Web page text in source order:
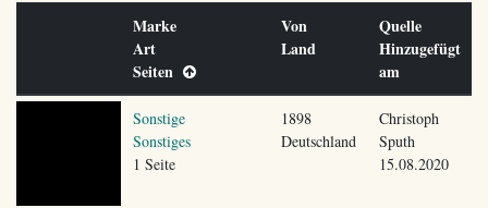
Marke
Art
Seiten
Von
Land
Quelle
Hinzugefügt
am
Sonstige
Sonstiges
1 Seite
1898
Deutschland
Christoph
Sputh
15.08.2020